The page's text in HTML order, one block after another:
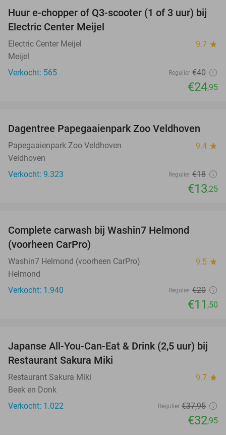
38%
Huur e-chopper of Q3-scooter (1 of 3 uur) bij
Electric Center Meijel
Electric Center Meijel 9.7 star
Meijel
Verkocht: 565
Regulier €40
€24,95
26%
Dagentree Papegaaienpark Zoo Veldhoven
Papegaaienpark Zoo Veldhoven 9.4 star
Veldhoven
Verkocht: 9.323
Regulier €18
€13,25
Complete carwash bij Washin7 Helmond
(voorheen CarPro)
Washin7 Helmond (voorheen CarPro) 9.5 star
Helmond
Verkocht: 1.940
Regulier €20
€11 ,50
13%
Japanse All-You-Can-Eat & Drink (2,5 uur) bij
Restaurant Sakura Miki
Restaurant Sakura Miki 9.7 star
Beek en Donk
Verkocht: 1.022
Regulier €37,95
€32,95